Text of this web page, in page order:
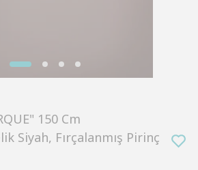
150 Cm
Siyah, Fırçalanmış Pirinç